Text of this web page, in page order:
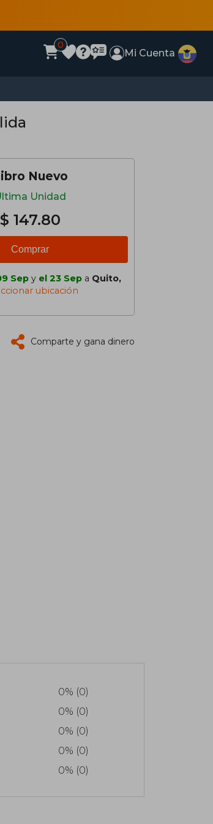
0
Mi Cuenta
Nuevo
Unidad
$ 147.80
Comprar
Sep y el 23 Sep a Quito,
ubicación
Comparte y gana dinero
0% (0)
0% (0)
0% (0)
0% (0)
0% (0)